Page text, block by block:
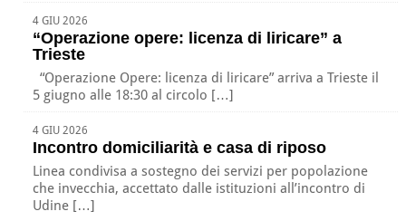
4 GIU 2026
“Operazione opere: licenza di liricare” a
Trieste
“Operazione Opere: licenza di liricare” arriva a Trieste il
5 giugno alle 18:30 al circolo […]
4 GIU 2026
Incontro domiciliarità e casa di riposo
Linea condivisa a sostegno dei servizi per popolazione
che invecchia, accettato dalle istituzioni all’incontro di
Udine […]